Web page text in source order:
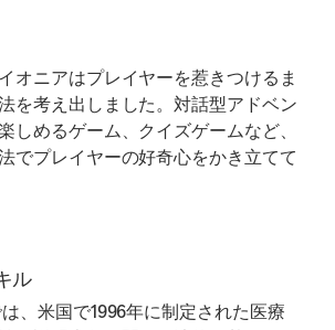
オニアはプレイヤーを惹きつけるま
を考え出しました。対話型アドベン
しめるゲーム、クイズゲームなど、
でプレイヤーの好奇心をかき立てて
ル
、米国で1996年に制定された医療